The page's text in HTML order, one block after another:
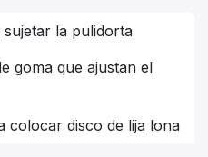
la pulidorta
goma que ajustan el
colocar disco de lija lona